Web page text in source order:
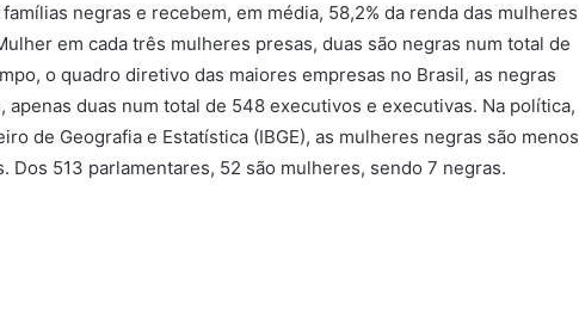
negras e recebem, em média, 58,2% da renda das mulheres
em cada três mulheres presas, duas são negras num total de
o quadro diretivo das maiores empresas no Brasil, as negras
apenas duas num total de 548 executivos e executivas. Na política,
de Geografia e Estatística (IBGE), as mulheres negras são menos
Dos 513 parlamentares, 52 são mulheres, sendo 7 negras.